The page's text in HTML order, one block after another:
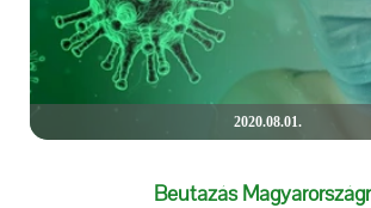
2020.08.01.
Beutazás